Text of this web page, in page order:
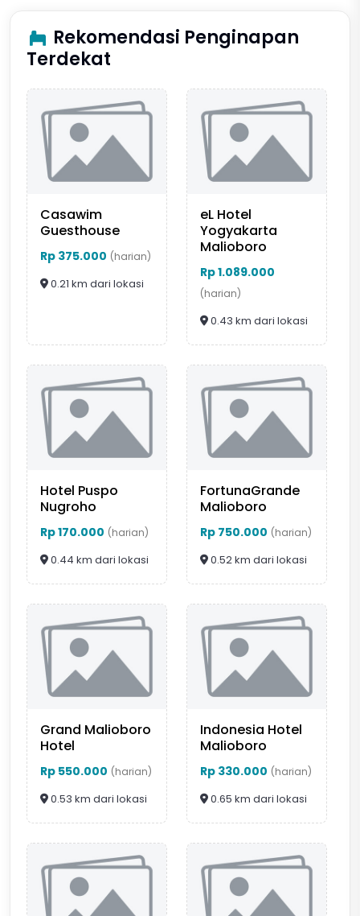
Rekomendasi Penginapan
Terdekat
Casawim
Guesthouse
Rp 375.000 (harian)
0.21 km dari lokasi
eL Hotel
Yogyakarta
Malioboro
Rp 1.089.000
(harian)
0.43 km dari lokasi
Hotel Puspo
Nugroho
Rp 170.000 (harian)
0.44 km dari lokasi
FortunaGrande
Malioboro
Rp 750.000 (harian)
0.52 km dari lokasi
Grand Malioboro
Hotel
Rp 550.000 (harian)
0.53 km dari lokasi
Indonesia Hotel
Malioboro
Rp 330.000 (harian)
0.65 km dari lokasi